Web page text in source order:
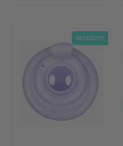
skladom